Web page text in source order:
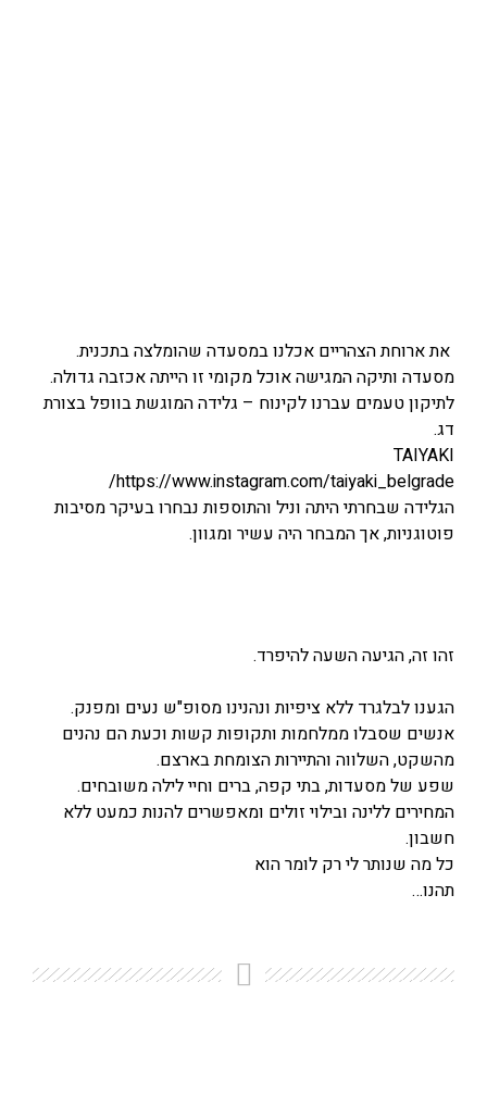
את ארוחת הצהריים אכלנו במסעדה שהומלצה בתכנית.
מסעדה ותיקה המגישה אוכל מקומי זו הייתה אכזבה גדולה.
לתיקון טעמים עברנו לקינוח – גלידה המוגשת בוופל בצורת
דג.
TAIYAKI
https://www.instagram.com/taiyaki_belgrade/
הגלידה שבחרתי היתה וניל והתוספות נבחרו בעיקר מסיבות
פוטוגניות, אך המבחר היה עשיר ומגוון.
זהו זה, הגיעה השעה להיפרד.
הגענו לבלגרד ללא ציפיות ונהנינו מסופ"ש נעים ומפנק.
אנשים שסבלו ממלחמות ותקופות קשות וכעת הם נהנים
מהשקט, השלווה והתיירות הצומחת בארצם.
שפע של מסעדות, בתי קפה, ברים וחיי לילה משובחים.
המחירים ללינה ובילוי זולים ומאפשרים להנות כמעט ללא
חשבון.
כל מה שנותר לי רק לומר הוא
תהנו…